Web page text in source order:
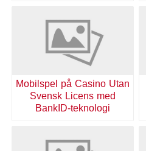
Mobilspel på Casino Utan
Svensk Licens med
BankID-teknologi